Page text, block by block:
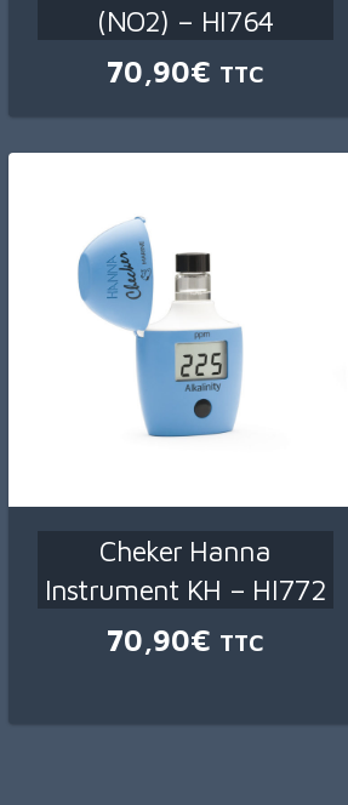
(NO2) – HI764
70,90€ TTC
Cheker Hanna
Instrument KH – HI772
70,90€ TTC